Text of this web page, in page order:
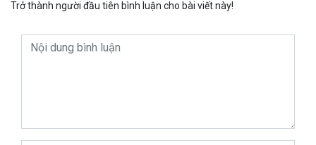
Trở thành người đầu tiên bình luận cho bài viết này!